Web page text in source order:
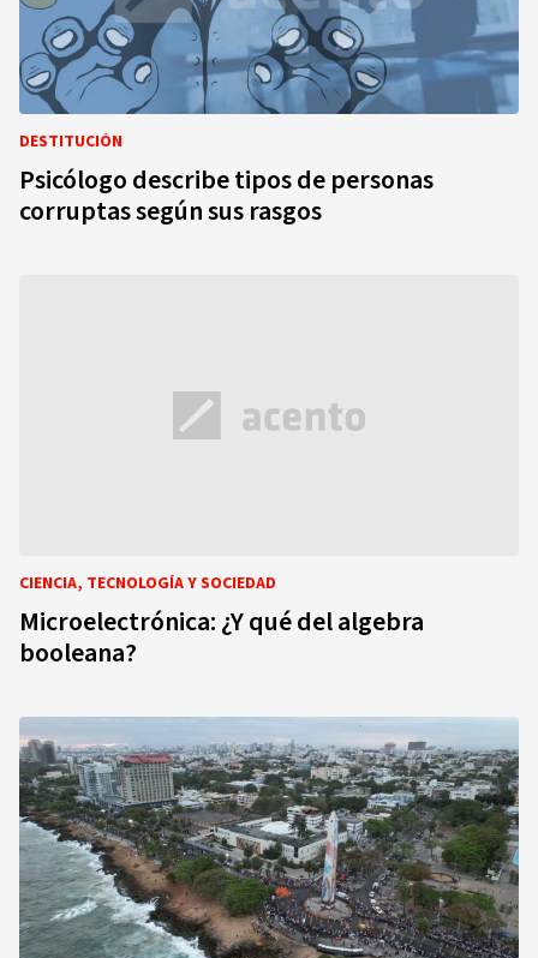
DESTITUCIÓN
Psicólogo describe tipos de personas
corruptas según sus rasgos
CIENCIA, TECNOLOGÍA Y SOCIEDAD
Microelectrónica: ¿Y qué del algebra
booleana?